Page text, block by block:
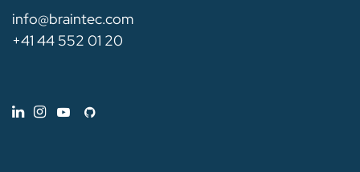
info@braintec.com
+41 44 552 01 20